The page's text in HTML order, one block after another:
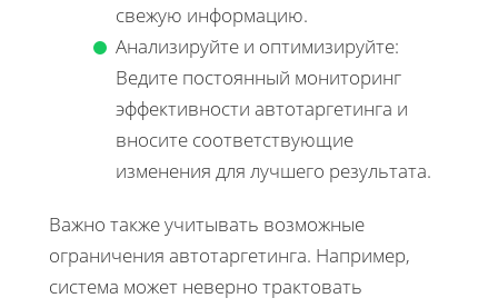
свежую информацию.
Анализируйте и оптимизируйте:
Ведите постоянный мониторинг
эффективности автотаргетинга и
вносите соответствующие
изменения для лучшего результата.
Важно также учитывать возможные
ограничения автотаргетинга. Например,
система может неверно трактовать